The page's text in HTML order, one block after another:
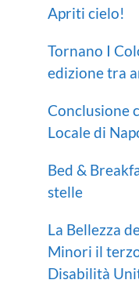
Apriti cielo!
Tornano I
edizione tra
Conclusione
Locale di
Bed &
stelle
La Bellezza
Minori il
Disabilità